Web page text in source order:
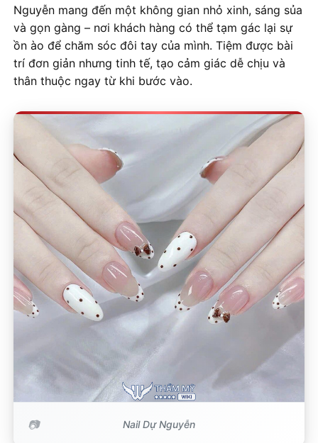
Nguyễn mang đến một không gian nhỏ xinh, sáng sủa
và gọn gàng – nơi khách hàng có thể tạm gác lại sự
ồn ào để chăm sóc đôi tay của mình. Tiệm được bài
trí đơn giản nhưng tinh tế, tạo cảm giác dễ chịu và
thân thuộc ngay từ khi bước vào.
Nail Dự Nguyễn